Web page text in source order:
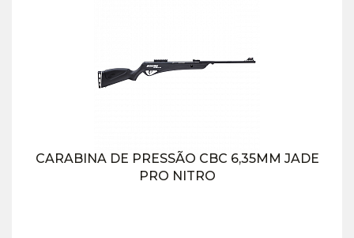
CARABINA DE PRESSÃO CBC 6,35MM JADE
PRO NITRO